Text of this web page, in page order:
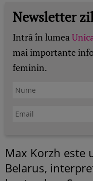
Newsletter
Intră în lumea
mai importante
feminin.
Max Korzh este
Belarus,